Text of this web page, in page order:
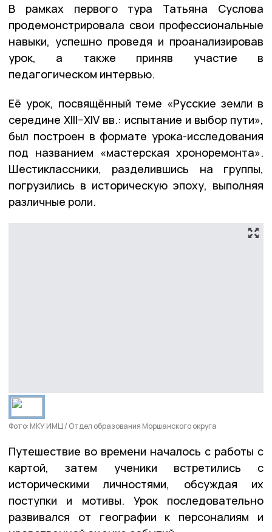
В рамках первого тура Татьяна Суслова
продемонстрировала свои профессиональные
навыки, успешно проведя и проанализировав
урок, а также приняв участие в
педагогическом интервью.
Её урок, посвящённый теме «Русские земли в
середине XIII–XIV вв.: испытание и выбор пути»,
был построен в формате урока-исследования
под названием «мастерская хроноремонта».
Шестиклассники, разделившись на группы,
погрузились в историческую эпоху, выполняя
различные роли.
Фото: МКУ ИМЦ / Отдел образования Моршанского округа
Путешествие во времени началось с работы с
картой, затем ученики встретились с
историческими личностями, обсуждая их
поступки и мотивы. Урок последовательно
развивался от географии к персоналиям и